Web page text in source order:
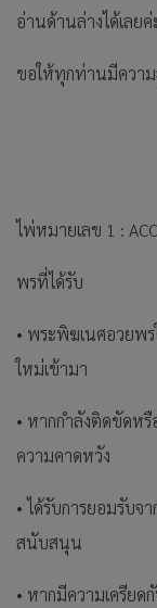
อ่านด้านล่างได้เลยค่
ขอให้ทุกท่านมีควา
ไพ่หมายเลข 1 :
พรที่ได้รับ
• พระพิฆเนศอวยพ
ใหม่เข้ามา
• หากกำลังติดขัดห
ความคาดหวัง
• ได้รับการยอมรับจ
สนับสนุน
• หากมีความเครีย